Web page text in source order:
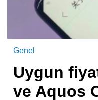
Genel
Uygun
ve Aquos